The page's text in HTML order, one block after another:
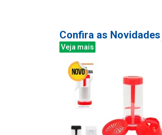
Confira as Novidades
Veja mais